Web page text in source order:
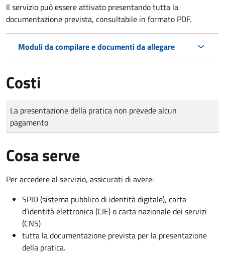
Il servizio può essere attivato presentando tutta la
documentazione prevista, consultabile in formato PDF.
Moduli da compilare e documenti da allegare
Costi
Tipo di pagamento
Importo
La presentazione della pratica non prevede alcun
pagamento
Cosa serve
Per accedere al servizio, assicurati di avere:
SPID (sistema pubblico di identità digitale), carta
d’identità elettronica (CIE) o carta nazionale dei servizi
(CNS)
tutta la documentazione prevista per la presentazione
della pratica.